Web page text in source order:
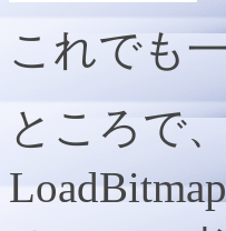
これでも
ところで